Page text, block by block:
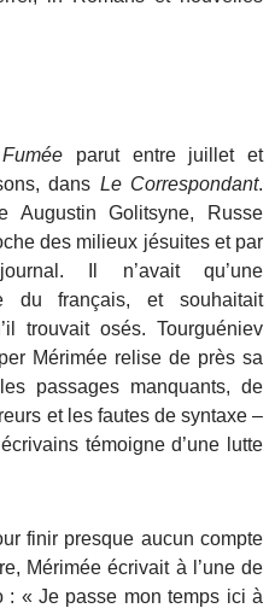
Fumée parut entre juillet et
dans Le Correspondant.
Augustin Golitsyne, Russe
des milieux jésuites et par
Il n’avait qu’une
du français, et souhaitait
trouvait osés. Tourguéniev
Mérimée relise de près sa
passages manquants, de
et les fautes de syntaxe –
témoigne d’une lutte
finir presque aucun compte
Mérimée écrivait à l’une de
: « Je passe mon temps ici à